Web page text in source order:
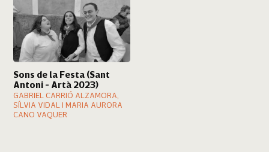
Sons de la Festa (Sant
Antoni - Artà 2023)
GABRIEL CARRIÓ ALZAMORA,
SÍLVIA VIDAL I MARIA AURORA
CANO VAQUER